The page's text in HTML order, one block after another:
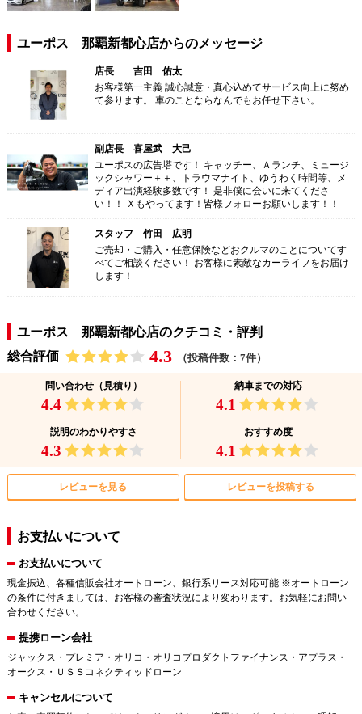
ユーポス 那覇新都心店からのメッセージ
店長 吉田 佑太
お客様第一主義 誠心誠意・真心込めてサービス向上に努め
て参ります。 車のことならなんでもお任せ下さい。
副店長 喜屋武 大己
ユーポスの広告塔です！ キャッチー、Ａランチ、ミュージ
ックシャワー＋＋、トラウマナイト、ゆうわく時間等、メ
ディア出演経験多数です！ 是非僕に会いに来てくださ
い！！ Ｘもやってます！皆様フォローお願いします！！
スタッフ 竹田 広明
ご売却・ご購入・任意保険などおクルマのことについてす
べてご相談ください！ お客様に素敵なカーライフをお届け
します！
ユーポス 那覇新都心店のクチコミ・評判
総合評価
4.3 （投稿件数：7件）
問い合わせ（見積り）
4.4
納車までの対応
4.1
説明のわかりやすさ
4.3
おすすめ度
4.1
レビューを見る レビューを投稿する
お支払いについて
お支払いについて
現金振込、各種信販会社オートローン、銀行系リース対応可能 ※オートローン
の条件に付きましては、お客様の審査状況により変わります。お気軽にお問い
合わせください。
提携ローン会社
ジャックス・プレミア・オリコ・オリコプロダクトファイナンス・アプラス・
オークス・ＵＳＳコネクティッドローン
キャンセルについて